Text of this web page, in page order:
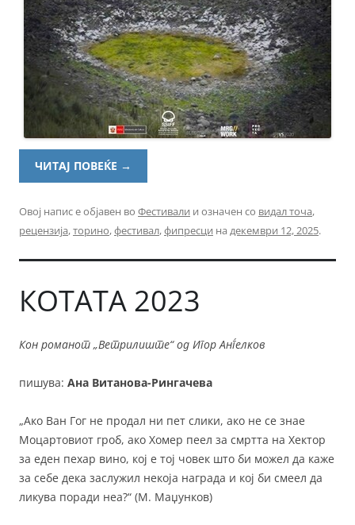
ЧИТАЈ ПОВЕЌЕ →
Овој напис е објавен во Фестивали и означен со видал точа,
рецензија,торино,фестивал,фипресци на декември 12, 2025.
КОТАТА 2023
Кон романот „Ветрилиште“ од Игор Анѓелков
пишува: Ана Витанова-Рингачева
„Ако Ван Гог не продал ни пет слики, ако не се знае
Моцартовиот гроб, ако Хомер пеел за смртта на Хектор
за еден пехар вино, кој е тој човек што би можел да каже
за себе дека заслужил некоја награда и кој би смеел да
ликува поради неа?“ (М. Маџунков)